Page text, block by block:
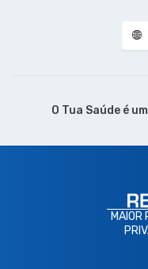
O Tua Saúde é
MAIOR